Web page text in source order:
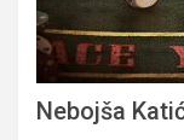
Nebojša